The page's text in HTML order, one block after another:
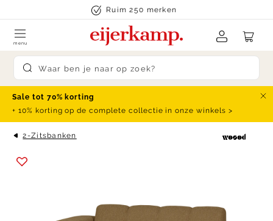
Ruim 250 merken
Submit search
menu
Sale tot 70% korting
+ 10% korting op de complete collectie in onze winkels >
2-Zitsbanken